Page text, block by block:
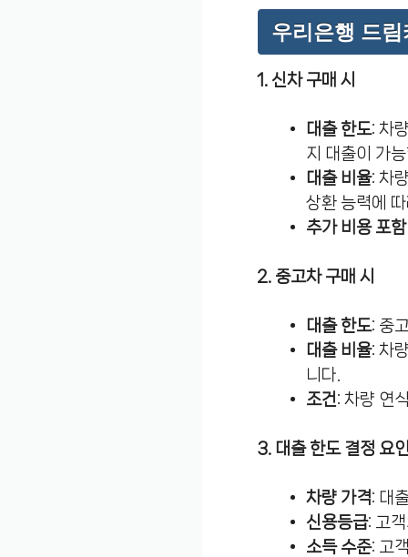
우리은행 드
1. 신차 구매 시
대출 한도: 차
지 대출이 가
대출 비율: 차
상환 능력에
추가 비용 포
2. 중고차 구매 시
대출 한도: 중
대출 비율: 차
니다.
조건: 차량 연
3. 대출 한도 결정 요
차량 가격: 대
신용등급: 고
소득 수준: 고